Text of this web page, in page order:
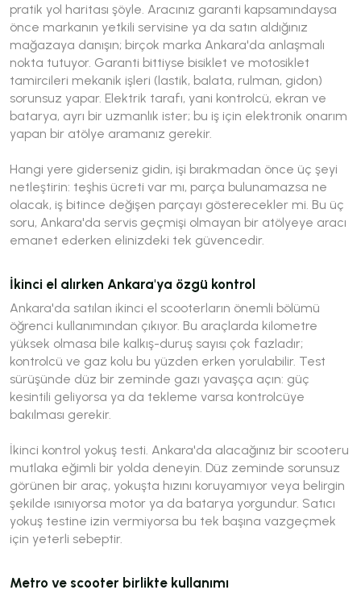
pratik yol haritası şöyle. Aracınız garanti kapsamındaysa
önce markanın yetkili servisine ya da satın aldığınız
mağazaya danışın; birçok marka Ankara'da anlaşmalı
nokta tutuyor. Garanti bittiyse bisiklet ve motosiklet
tamircileri mekanik işleri (lastik, balata, rulman, gidon)
sorunsuz yapar. Elektrik tarafı, yani kontrolcü, ekran ve
batarya, ayrı bir uzmanlık ister; bu iş için elektronik onarım
yapan bir atölye aramanız gerekir.
Hangi yere giderseniz gidin, işi bırakmadan önce üç şeyi
netleştirin: teşhis ücreti var mı, parça bulunamazsa ne
olacak, iş bitince değişen parçayı gösterecekler mi. Bu üç
soru, Ankara'da servis geçmişi olmayan bir atölyeye aracı
emanet ederken elinizdeki tek güvencedir.
İkinci el alırken Ankara'ya özgü kontrol
Ankara'da satılan ikinci el scooterların önemli bölümü
öğrenci kullanımından çıkıyor. Bu araçlarda kilometre
yüksek olmasa bile kalkış-duruş sayısı çok fazladır;
kontrolcü ve gaz kolu bu yüzden erken yorulabilir. Test
sürüşünde düz bir zeminde gazı yavaşça açın: güç
kesintili geliyorsa ya da tekleme varsa kontrolcüye
bakılması gerekir.
İkinci kontrol yokuş testi. Ankara'da alacağınız bir scooteru
mutlaka eğimli bir yolda deneyin. Düz zeminde sorunsuz
görünen bir araç, yokuşta hızını koruyamıyor veya belirgin
şekilde ısınıyorsa motor ya da batarya yorgundur. Satıcı
yokuş testine izin vermiyorsa bu tek başına vazgeçmek
için yeterli sebeptir.
Metro ve scooter birlikte kullanımı